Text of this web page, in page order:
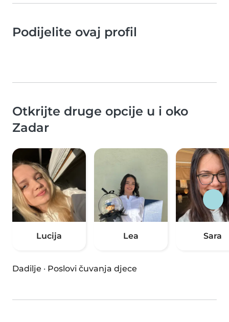
Podijelite ovaj profil
Otkrijte druge opcije u i oko
Zadar
Lucija Lea Sara
Dadilje · Poslovi čuvanja djece